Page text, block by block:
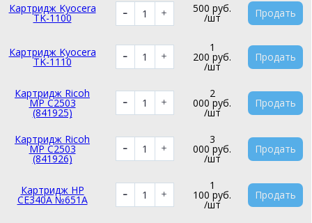
Картридж Kyocera
TK-1100
500 руб.
/шт Продать
Картридж Kyocera
TK-1110
1
200 руб.
/шт
Продать
Картридж Ricoh
MP C2503
(841925)
2
000 руб.
/шт
Продать
Картридж Ricoh
MP C2503
(841926)
3
000 руб.
/шт
Продать
Картридж HP
CE340A №651A
1
100 руб.
/шт
Продать